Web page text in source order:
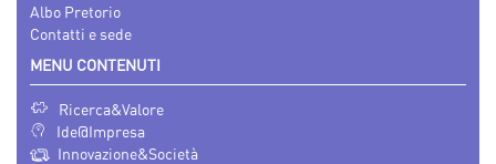
Albo Pretorio
Contatti e sede
MENU CONTENUTI
Ricerca&Valore
Ide@Impresa
Innovazione&Società